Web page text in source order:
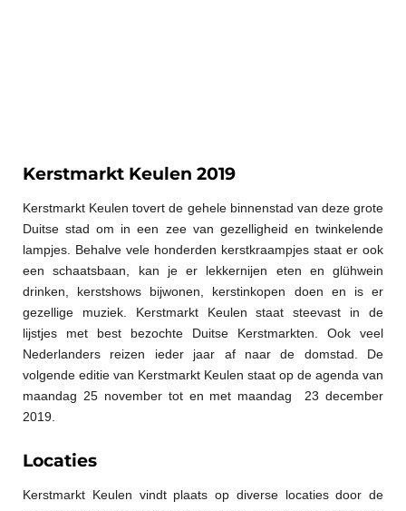
Kerstmarkt Keulen 2019
Kerstmarkt Keulen tovert de gehele binnenstad van deze grote
Duitse stad om in een zee van gezelligheid en twinkelende
lampjes. Behalve vele honderden kerstkraampjes staat er ook
een schaatsbaan, kan je er lekkernijen eten en glühwein
drinken, kerstshows bijwonen, kerstinkopen doen en is er
gezellige muziek. Kerstmarkt Keulen staat steevast in de
lijstjes met best bezochte Duitse Kerstmarkten. Ook veel
Nederlanders reizen ieder jaar af naar de domstad. De
volgende editie van Kerstmarkt Keulen staat op de agenda van
maandag 25 november tot en met maandag 23 december
2019.
Locaties
Kerstmarkt Keulen vindt plaats op diverse locaties door de